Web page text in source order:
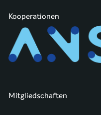
Kooperationen
Mitgliedschaften